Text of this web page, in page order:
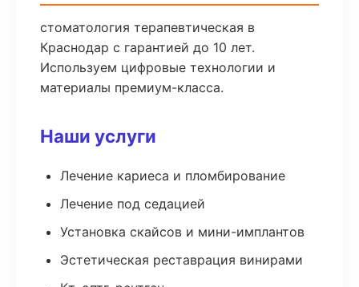
стоматология терапевтическая в
Краснодар с гарантией до 10 лет.
Используем цифровые технологии и
материалы премиум-класса.
Наши услуги
Лечение кариеса и пломбирование
Лечение под седацией
Установка скайсов и мини-имплантов
Эстетическая реставрация винирами